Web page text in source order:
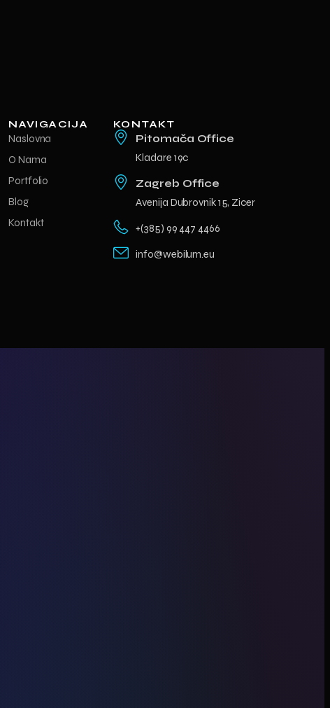
NAVIGACIJA
Naslovna
O Nama
Portfolio
Blog
Kontakt
KONTAKT
Pitomača Office
Kladare 19c
Zagreb Office
Avenija Dubrovnik 15, Zicer
+(385) 99 447 4466
info@webilum.eu